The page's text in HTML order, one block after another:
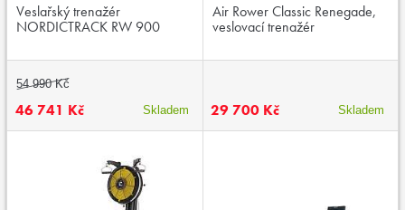
Veslařský trenažér
NORDICTRACK RW 900
54 990 Kč
46 741 Kč Skladem
Air Rower Classic Renegade,
veslovací trenažér
29 700 Kč Skladem